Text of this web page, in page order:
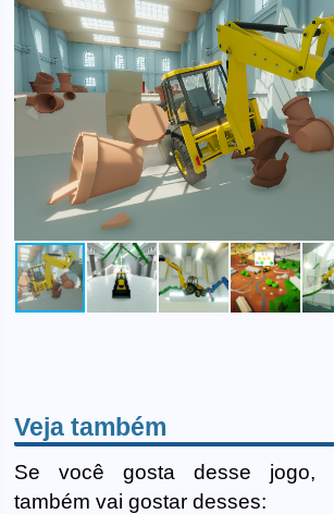
Veja também
Se você gosta desse jogo,
também vai gostar desses: